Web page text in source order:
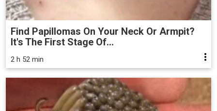
Find Papillomas On Your Neck Or Armpit?
It's The First Stage Of...
2 h 52 min